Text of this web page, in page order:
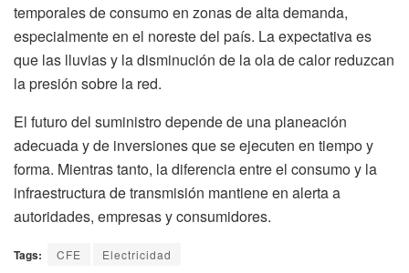
temporales de consumo en zonas de alta demanda,
especialmente en el noreste del país. La expectativa es
que las lluvias y la disminución de la ola de calor reduzcan
la presión sobre la red.
El futuro del suministro depende de una planeación
adecuada y de inversiones que se ejecuten en tiempo y
forma. Mientras tanto, la diferencia entre el consumo y la
infraestructura de transmisión mantiene en alerta a
autoridades, empresas y consumidores.
Tags: CFE Electricidad